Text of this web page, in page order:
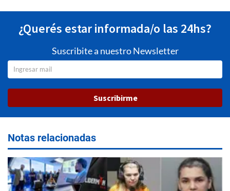
¿Querés estar informada/o las 24hs?
Suscribite a nuestro Newsletter
Suscribirme
Notas relacionadas